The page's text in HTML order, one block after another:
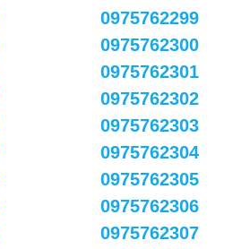
0975762299
0975762300
0975762301
0975762302
0975762303
0975762304
0975762305
0975762306
0975762307